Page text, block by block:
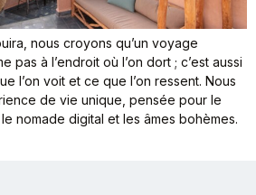
nous croyons qu’un voyage
pas à l’endroit où l’on dort ; c’est aussi
l’on voit et ce que l’on ressent. Nous
de vie unique, pensée pour le
nomade digital et les âmes bohèmes.